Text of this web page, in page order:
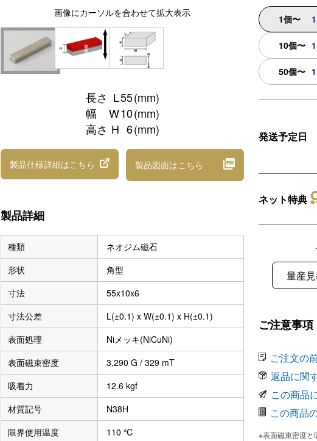
画像にカーソルを合わせて拡大表示
長さ L55(mm)
幅
W10(mm)
高さ H 6(mm)
製品仕様詳細はこちら 製品図面はこちら
製品詳細
種類
ネオジム磁石
形状
角型
寸法
55x10x6
寸法公差
L(±0.1) x W(±0.1) x H(±0.1)
表面処理
Niメッキ(NiCuNi)
表面磁束密度
3,290 G / 329 mT
吸着力
12.6 kgf
材質記号
N38H
限界使用温度
110 ℃
1個〜
10個〜
50個〜
発送予定日
ネット特典
量産
ご注意事項
ご注文の
返品に関
この商品
この商品
※表面磁束密度と